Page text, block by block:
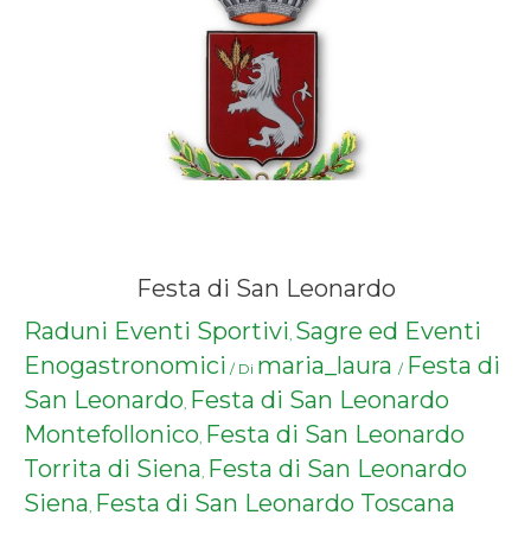
Festa di San Leonardo
Raduni Eventi Sportivi, Sagre ed Eventi
Enogastronomici / Di maria_laura / Festa di
San Leonardo, Festa di San Leonardo
Montefollonico, Festa di San Leonardo
Torrita di Siena, Festa di San Leonardo
Siena, Festa di San Leonardo Toscana